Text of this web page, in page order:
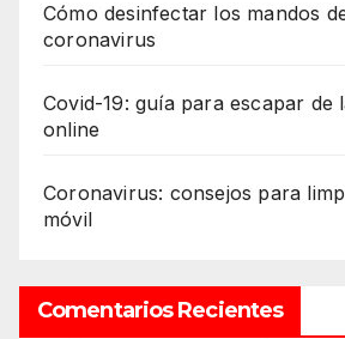
Cómo desinfectar los mandos
coronavirus
Covid-19: guía para escapar de
online
Coronavirus: consejos para
móvil
Comentarios Recientes